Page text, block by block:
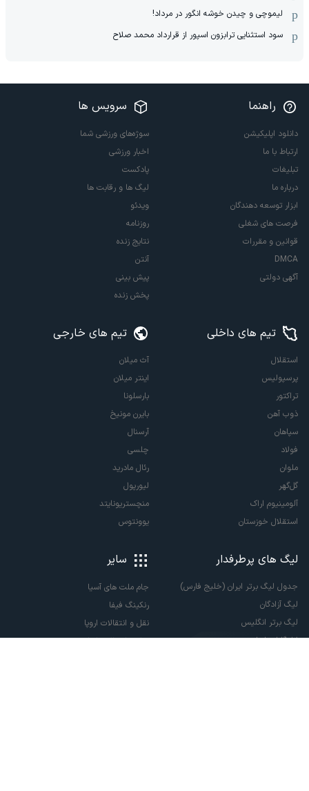
لیموچی و چیدن خوشه انگور در مرداد!
سود استثنایی ترابزون اسپور از قرارداد محمد صلاح
راهنما
دانلود اپلیکیشن
ارتباط با ما
تبلیغات
درباره ما
ابزار توسعه دهندگان
فرصت های شغلی
قوانین و مقررات
DMCA
آگهی دولتی
سرویس ها
سوژه‌های ورزشی شما
اخبار ورزشی
پادکست
لیگ ها و رقابت ها
ویدئو
روزنامه
نتایج زنده
آنتن
پیش بینی
پخش زنده
تیم های داخلی
استقلال
پرسپولیس
تراکتور
ذوب آهن
سپاهان
فولاد
ملوان
گل‌گهر
آلومینیوم اراک
استقلال خوزستان
تیم های خارجی
آث میلان
اینتر میلان
بارسلونا
بایرن مونیخ
آرسنال
چلسی
رئال مادرید
لیورپول
منچستریونایتد
یوونتوس
لیگ های پرطرفدار
جدول لیگ برتر ایران (خلیج فارس)
لیگ آزادگان
لیگ برتر انگلیس
لالیگا اسپانیا
سایر
جام ملت های آسیا
رنکینگ فیفا
نقل و انتقالات اروپا
نقل و انتقالات ایران